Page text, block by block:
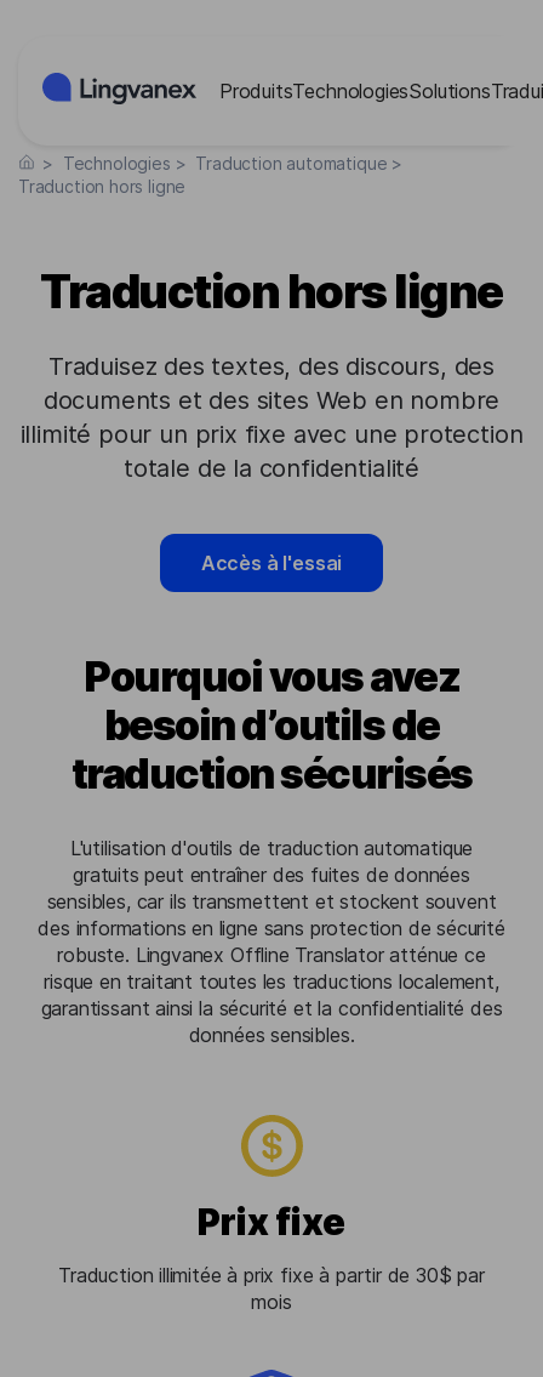
ProduitsTechnologiesSolutions
> Technologies > Traduction automatique >
Traduction hors ligne
Traduction hors ligne
Traduisez des textes, des discours, des
documents et des sites Web en nombre
illimité pour un prix fixe avec une protection
totale de la confidentialité
Accès à l'essai
Pourquoi vous avez
besoin d’outils de
traduction sécurisés
L'utilisation d'outils de traduction automatique
gratuits peut entraîner des fuites de données
sensibles, car ils transmettent et stockent souvent
des informations en ligne sans protection de sécurité
robuste. Lingvanex Offline Translator atténue ce
risque en traitant toutes les traductions localement,
garantissant ainsi la sécurité et la confidentialité des
données sensibles.
Prix ​​fixe
Traduction illimitée à prix fixe à partir de 30$ par
mois